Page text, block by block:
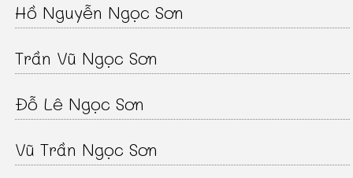
Hồ Nguyễn Ngọc Sơn
Trần Vũ Ngọc Sơn
Đỗ Lê Ngọc Sơn
Vũ Trần Ngọc Sơn